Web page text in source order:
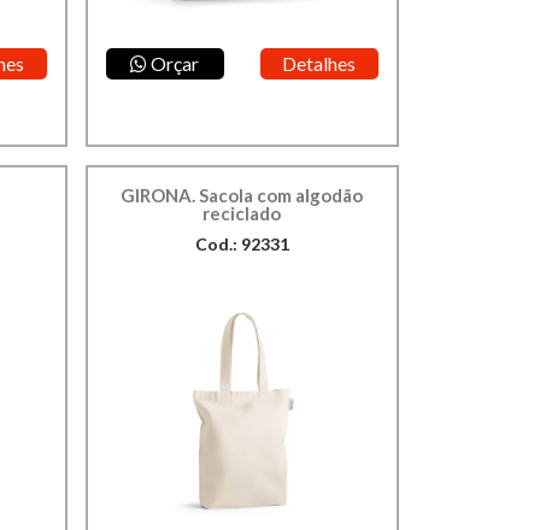
Orçar Detalhes
GIRONA. Sacola com algodão
reciclado
Cod.: 92331